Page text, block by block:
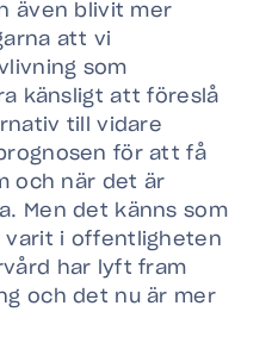
även blivit mer
att vi
som
känsligt att föreslå
till vidare
för att få
och när det är
Men det känns som
i offentligheten
har lyft fram
och det nu är mer